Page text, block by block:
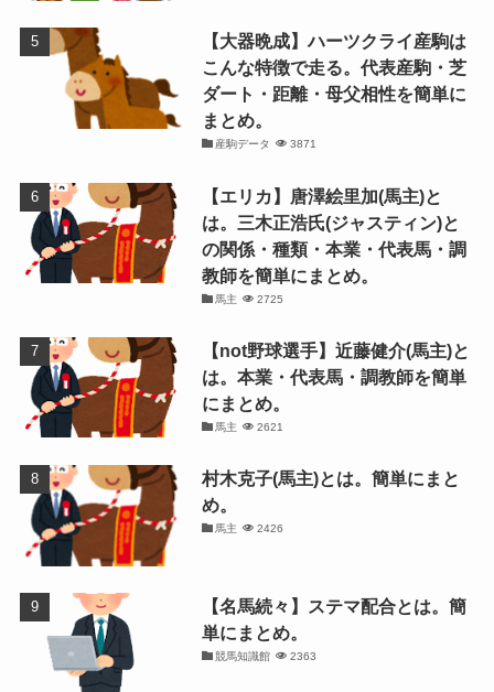
【大器晩成】ハーツクライ産駒は
こんな特徴で走る。代表産駒・芝
ダート・距離・母父相性を簡単に
まとめ。
産駒データ 3871
【エリカ】唐澤絵里加(馬主)と
は。三木正浩氏(ジャスティン)と
の関係・種類・本業・代表馬・調
教師を簡単にまとめ。
馬主 2725
【not野球選手】近藤健介(馬主)と
は。本業・代表馬・調教師を簡単
にまとめ。
馬主 2621
村木克子(馬主)とは。簡単にまと
め。
馬主 2426
【名馬続々】ステマ配合とは。簡
単にまとめ。
競馬知識館 2363